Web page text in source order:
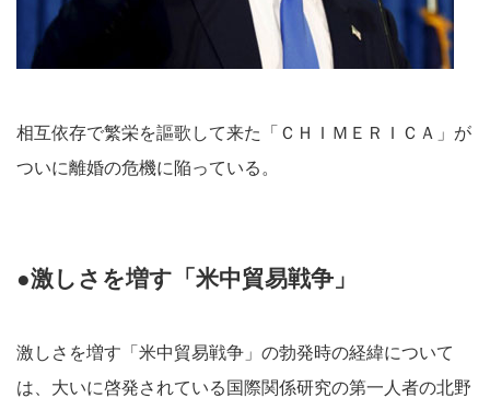
相互依存で繁栄を謳歌して来た「ＣＨＩＭＥＲＩＣＡ」が
ついに離婚の危機に陥っている。
●激しさを増す「米中貿易戦争」
激しさを増す「米中貿易戦争」の勃発時の経緯について
は、大いに啓発されている国際関係研究の第一人者の北野